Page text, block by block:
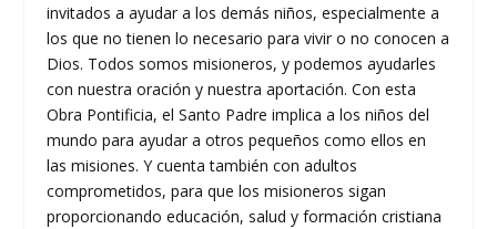
invitados a ayudar a los demás niños, especialmente a
los que no tienen lo necesario para vivir o no conocen a
Dios. Todos somos misioneros, y podemos ayudarles
con nuestra oración y nuestra aportación. Con esta
Obra Pontificia, el Santo Padre implica a los niños del
mundo para ayudar a otros pequeños como ellos en
las misiones. Y cuenta también con adultos
comprometidos, para que los misioneros sigan
proporcionando educación, salud y formación cristiana